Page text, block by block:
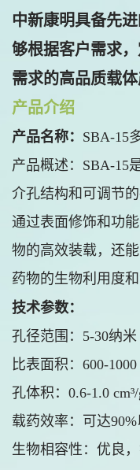
中新康明具备先
够根据客户需求
需求的高品质载体
产品介绍
产品名称： SBA-15
产品概述：SBA-15
介孔结构和可调节
通过表面修饰和功
物的高效装载，还
药物的生物利用度和
技术参数：
孔径范围：5-30纳米
比表面积：600-1000
孔体积：0.6-1.0 cm³/
载药效率：可达90%
生物相容性：优良